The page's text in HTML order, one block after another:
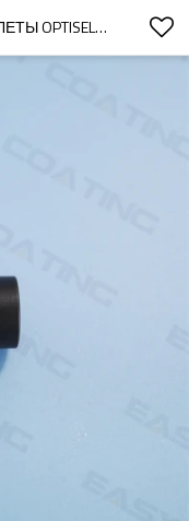
1007960 ПОРОХОВЫЕ ПИСТОЛЕТЫ OPTISELECT GM03 ПРИНАДЛЕЖНОСТИ ЗАЖИМНОЕ КОЛЬЦО